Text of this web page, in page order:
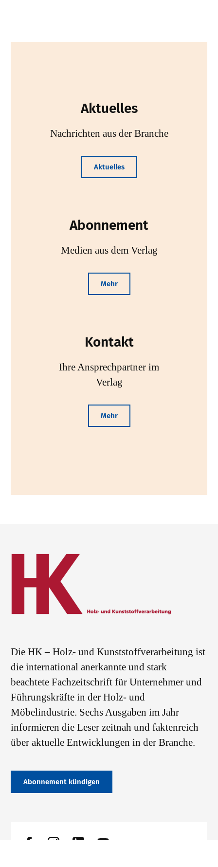
Aktuelles
Nachrichten aus der Branche
Aktuelles
Abonnement
Medien aus dem Verlag
Mehr
Kontakt
Ihre Ansprechpartner im
Verlag
Mehr
Die HK – Holz- und Kunststoffverarbeitung ist
die international anerkannte und stark
beachtete Fachzeitschrift für Unternehmer und
Führungskräfte in der Holz- und
Möbelindustrie. Sechs Ausgaben im Jahr
informieren die Leser zeitnah und faktenreich
über aktuelle Entwicklungen in der Branche.
Abonnement kündigen